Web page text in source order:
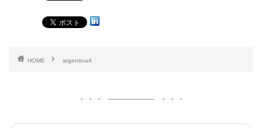
HOME argentina4